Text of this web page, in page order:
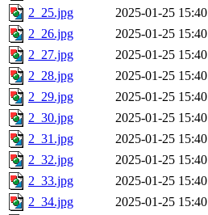
2_25.jpg
2025-01-25 15:40
2_26.jpg
2025-01-25 15:40
2_27.jpg
2025-01-25 15:40
2_28.jpg
2025-01-25 15:40
2_29.jpg
2025-01-25 15:40
2_30.jpg
2025-01-25 15:40
2_31.jpg
2025-01-25 15:40
2_32.jpg
2025-01-25 15:40
2_33.jpg
2025-01-25 15:40
2_34.jpg
2025-01-25 15:40